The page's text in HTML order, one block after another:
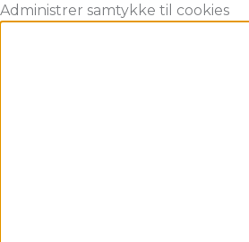
Administrer samtykke til cookies
Funktionsdygtig
Præferencer
Statistikker
Marketing
Gå